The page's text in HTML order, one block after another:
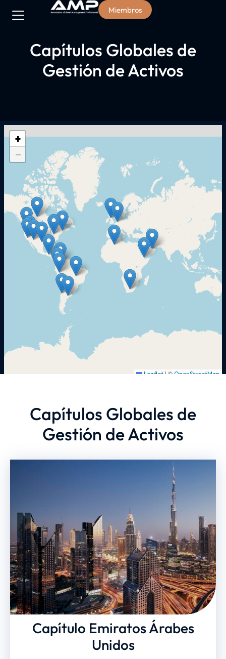
Miembros
Capítulos Globales de
Gestión de Activos
Capítulos Globales de
Gestión de Activos
Capítulo Emiratos Árabes
Unidos